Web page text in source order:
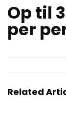
Op til
per
Related